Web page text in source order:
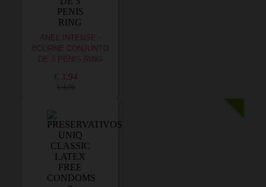
ANEL INTENSE -
BOURNE CONJUNTO
DE 3 PENIS RING
€ 3,94
€ 4,96